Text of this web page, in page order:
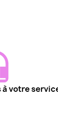
à votre